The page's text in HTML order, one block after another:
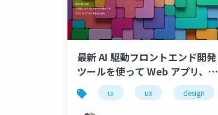
最新 AI 駆動フロントエンド開発
ツールを使って Web アプリ、ネ
イティブモバイルアプリを開発し
てみよう
ui ux design